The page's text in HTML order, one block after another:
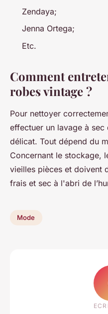
Zendaya;
Jenna Ortega;
Etc.
Comment
robes vintage ?
Pour nettoyer
effectuer un lavage à sec
délicat. Tout dépend du
Concernant le stockage,
vieilles pièces et doivent
frais et sec à l'abri de
Mode